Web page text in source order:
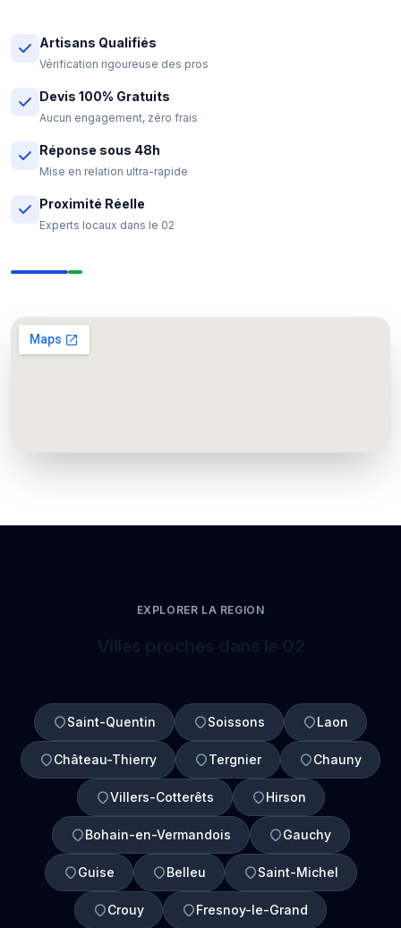
Artisans Qualifiés
Vérification rigoureuse des pros
Devis 100% Gratuits
Aucun engagement, zéro frais
Réponse sous 48h
Mise en relation ultra-rapide
Proximité Réelle
Experts locaux dans le 02
EXPLORER LA REGION
Saint-Quentin Soissons Laon
Château-Thierry Tergnier Chauny
Villers-Cotterêts Hirson
Bohain-en-Vermandois Gauchy
Guise Belleu Saint-Michel
Crouy Fresnoy-le-Grand